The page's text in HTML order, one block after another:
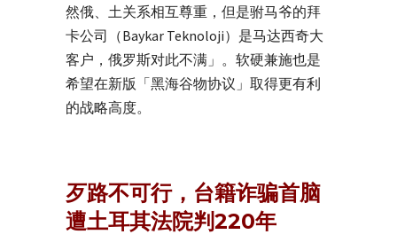
然俄、土关系相互尊重，但是驸马爷的拜
卡公司（Baykar Teknoloji）是马达西奇大
客户，俄罗斯对此不满」。软硬兼施也是
希望在新版「黑海谷物协议」取得更有利
的战略高度。
歹路不可行，台籍诈骗首脑
遭土耳其法院判220年